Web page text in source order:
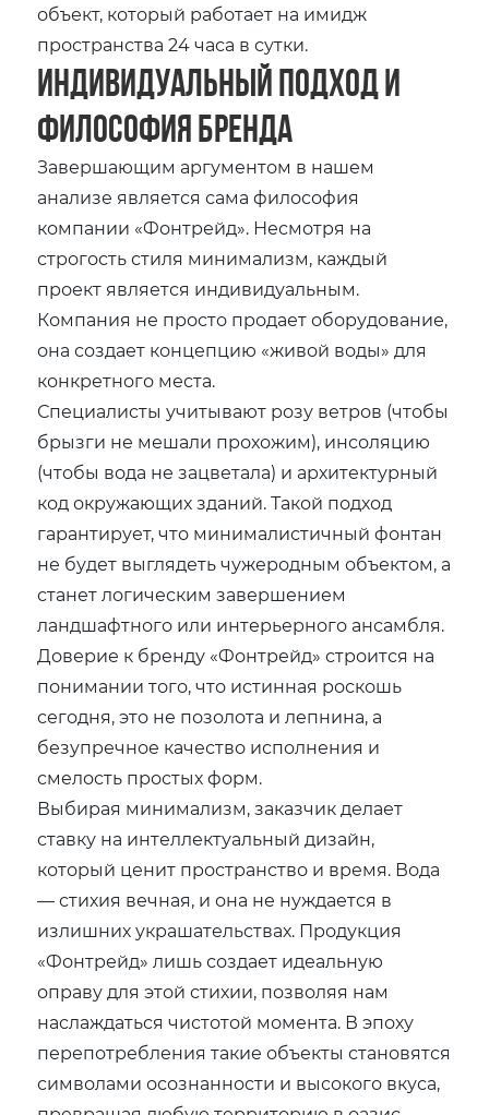
объект, который работает на имидж
пространства 24 часа в сутки.
Индивидуальный подход и
философия бренда
Завершающим аргументом в нашем
анализе является сама философия
компании «Фонтрейд». Несмотря на
строгость стиля минимализм, каждый
проект является индивидуальным.
Компания не просто продает оборудование,
она создает концепцию «живой воды» для
конкретного места.
Специалисты учитывают розу ветров (чтобы
брызги не мешали прохожим), инсоляцию
(чтобы вода не зацветала) и архитектурный
код окружающих зданий. Такой подход
гарантирует, что минималистичный фонтан
не будет выглядеть чужеродным объектом, а
станет логическим завершением
ландшафтного или интерьерного ансамбля.
Доверие к бренду «Фонтрейд» строится на
понимании того, что истинная роскошь
сегодня, это не позолота и лепнина, а
безупречное качество исполнения и
смелость простых форм.
Выбирая минимализм, заказчик делает
ставку на интеллектуальный дизайн,
который ценит пространство и время. Вода
— стихия вечная, и она не нуждается в
излишних украшательствах. Продукция
«Фонтрейд» лишь создает идеальную
оправу для этой стихии, позволяя нам
наслаждаться чистотой момента. В эпоху
перепотребления такие объекты становятся
символами осознанности и высокого вкуса,